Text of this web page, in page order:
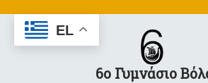
content
6ο Γυμνάσιο
EL